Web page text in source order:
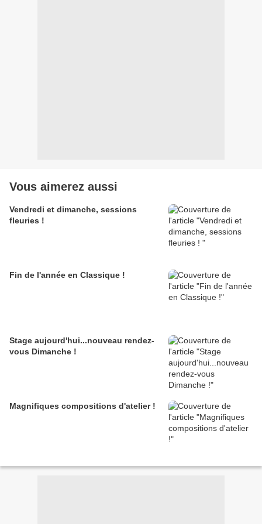
Vous aimerez aussi
Vendredi et dimanche, sessions
fleuries !
Fin de l'année en Classique !
Stage aujourd'hui...nouveau rendez-
vous Dimanche !
Magnifiques compositions d'atelier !